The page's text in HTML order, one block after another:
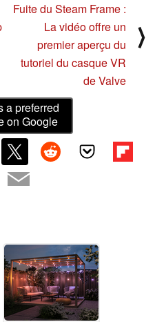
Fuite du Steam Frame :
La vidéo offre un
premier aperçu du
tutoriel du casque VR
de Valve
⟩
a preferred
on Google